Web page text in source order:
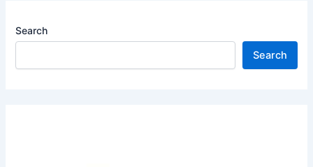
Search
Search